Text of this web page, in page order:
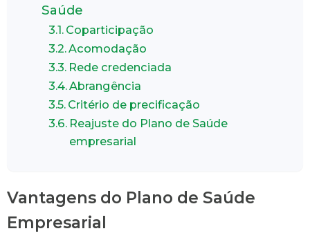
Saúde
Coparticipação
Acomodação
Rede credenciada
Abrangência
Critério de precificação
Reajuste do Plano de Saúde
empresarial
Vantagens do Plano de Saúde
Empresarial